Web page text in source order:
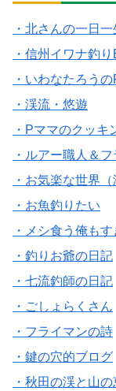
・北さんの一日一
・信州イワナ釣
・いわなたろう
・渓流・悠遊
・Pママのクッキ
・ルアー職人＆
・お気楽な世界
・お魚釣りたい
・メシ食う俺もす
・釣りお爺の日記
・七流釣師の日記
・ごしょらくさん
・フライマンの詩
・鍵の穴的ブログ
・秋田の渓と山の